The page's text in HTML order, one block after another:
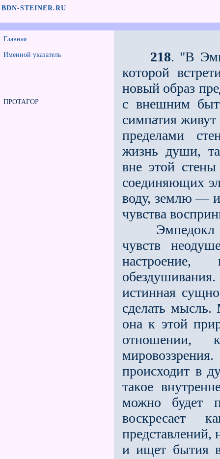
BDN-STEINER.RU
Главная
Именной указатель
ПРОТАГОР
218. "В
которой
новый образ
с внешним
симпатия
пределами
жизнь души,
вне этой
соединяющих
воду, землю — и
чувства
Эмпедокл
чувств
истинная
сделать мысль.
она к этой
отношении,
происходит в
такое
можно будет
воскресает
представлений,
и ищет бытия в